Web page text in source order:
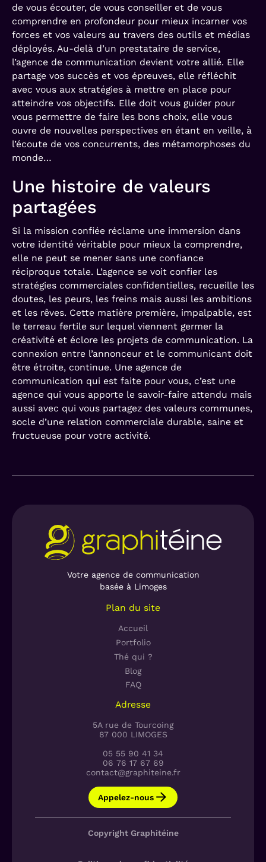
de vous écouter, de vous conseiller et de vous
comprendre en profondeur pour mieux incarner vos
forces et vos valeurs au travers des outils et médias
déployés. Au-delà d’un prestataire de service,
l’agence de communication devient votre allié. Elle
partage vos succès et vos épreuves, elle réfléchit
avec vous aux stratégies à mettre en place pour
atteindre vos objectifs. Elle doit vous guider pour
vous permettre de faire les bons choix, elle vous
ouvre de nouvelles perspectives en étant en veille, à
l’écoute de vos concurrents, des métamorphoses du
monde…
Une histoire de valeurs
partagées
Si la mission confiée réclame une immersion dans
votre identité véritable pour mieux la comprendre,
elle ne peut se mener sans une confiance
réciproque totale. L’agence se voit confier les
stratégies commerciales confidentielles, recueille les
doutes, les peurs, les freins mais aussi les ambitions
et les rêves. Cette matière première, impalpable, est
le terreau fertile sur lequel viennent germer la
créativité et éclore les projets de communication. La
connexion entre l’annonceur et le communicant doit
être étroite, continue. Une agence de
communication qui est faite pour vous, c’est une
agence qui vous apporte le savoir-faire attendu mais
aussi avec qui vous partagez des valeurs communes,
socle d’une relation commerciale durable, saine et
fructueuse pour votre activité.
Votre agence de communication
basée à Limoges
Plan du site
Accueil
Portfolio
Thé qui ?
Blog
FAQ
Adresse
5A rue de Tourcoing
87 000 LIMOGES
05 55 90 41 34
06 76 17 67 69
contact@graphiteine.fr
Appelez-nous
Copyright Graphitéine